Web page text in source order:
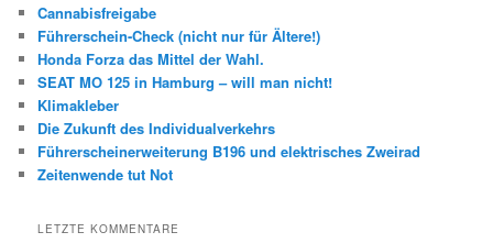
Cannabisfreigabe
Führerschein-Check (nicht nur für Ältere!)
Honda Forza das Mittel der Wahl.
SEAT MO 125 in Hamburg – will man nicht!
Klimakleber
Die Zukunft des Individualverkehrs
Führerscheinerweiterung B196 und elektrisches Zweirad
Zeitenwende tut Not
LETZTE KOMMENTARE